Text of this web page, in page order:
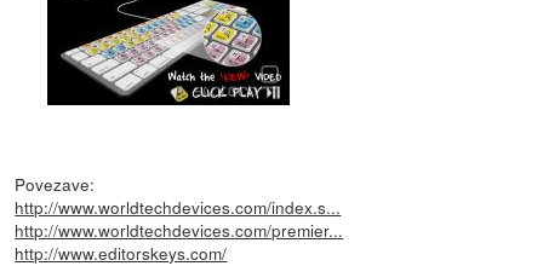
Povezave:
http://www.worldtechdevices.com/index.s...
http://www.worldtechdevices.com/premier...
http://www.editorskeys.com/